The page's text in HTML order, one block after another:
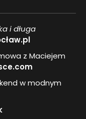
i długa
z Maciejem
w modnym